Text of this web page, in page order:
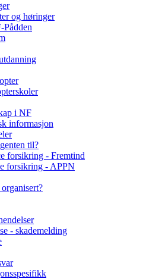
og høringer
Pådden
i NF
informasjon
til?
forsikring - Fremtind
forsikring - APPN
- skademelding